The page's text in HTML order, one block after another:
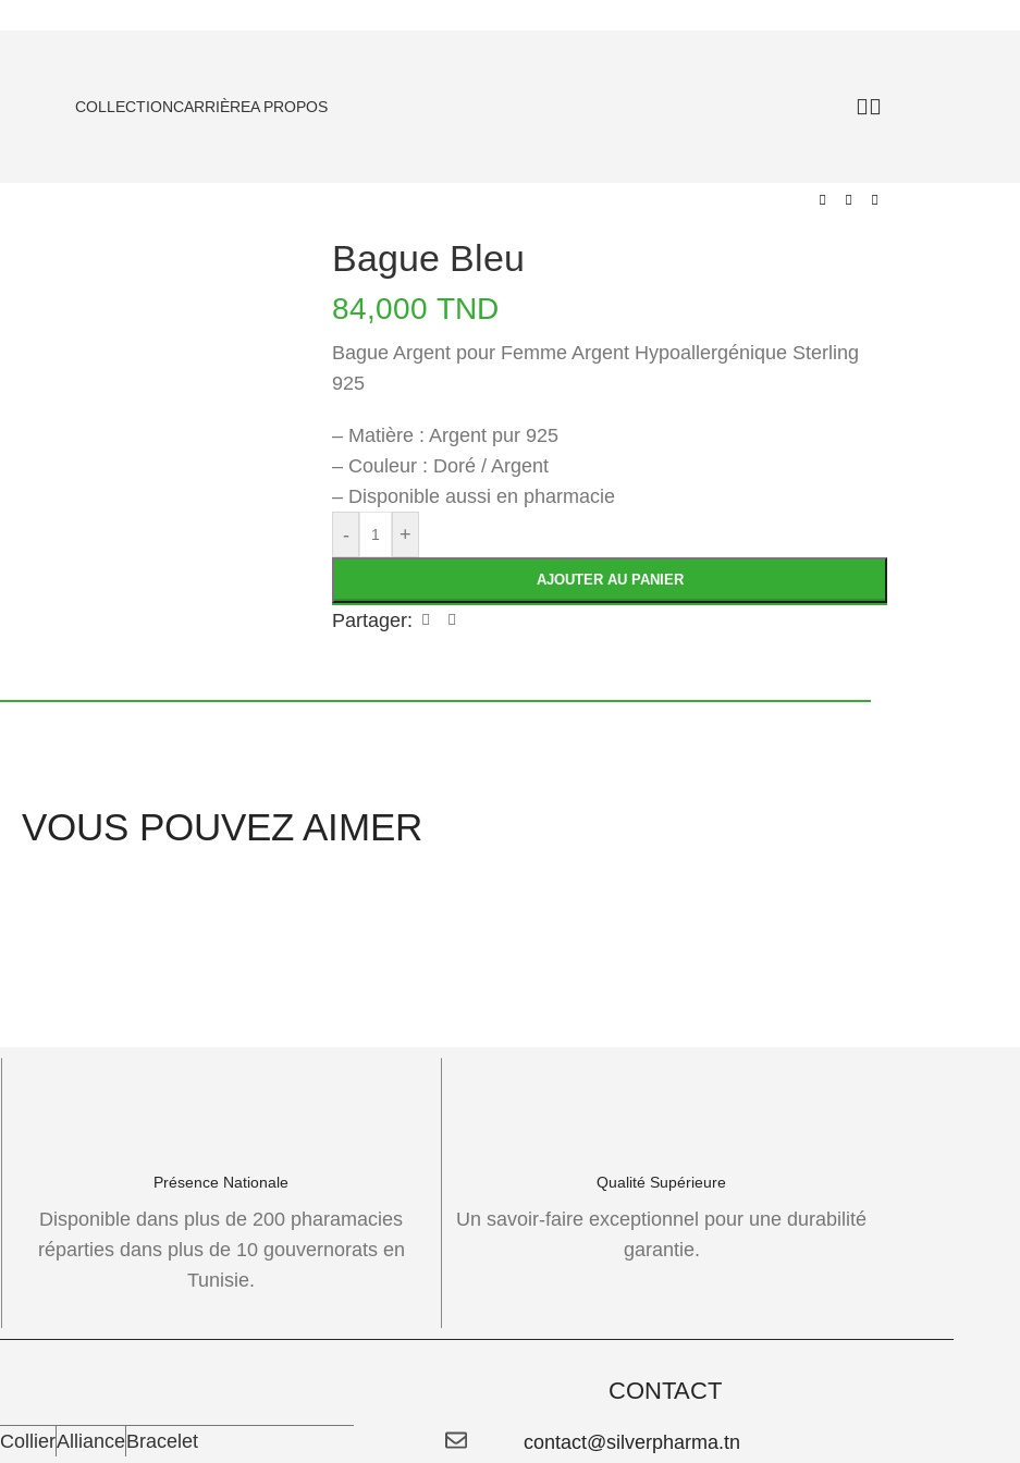
COLLECTIONCARRIÈREA PROPOS
Bague Bleu
84,000TND
Bague Argent pour Femme Argent Hypoallergénique Sterling
925
– Matière : Argent pur 925
– Couleur : Doré / Argent
– Disponible aussi en pharmacie
-
+
AJOUTER AU PANIER
Partager:
VOUS POUVEZ AIMER
Présence Nationale
Disponible dans plus de 200 pharamacies
réparties dans plus de 10 gouvernorats en
Tunisie.
Qualité Supérieure
Un savoir-faire exceptionnel pour une durabilité
garantie.
CollierAllianceBracelet
CONTACT
contact@silverpharma.tn